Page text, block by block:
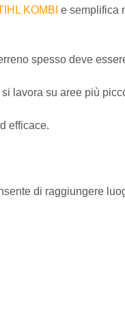
KOMBI e semplifica
spesso deve
si lavora su aree più
efficace.
di raggiungere